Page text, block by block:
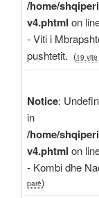
/home/
v4.phtml on
- Viti i
pushtetit. (19
Notice:
in
/home/
v4.phtml on
- Kombi dhe
parë)